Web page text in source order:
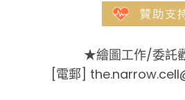
★繪圖工作/委託
[電郵]